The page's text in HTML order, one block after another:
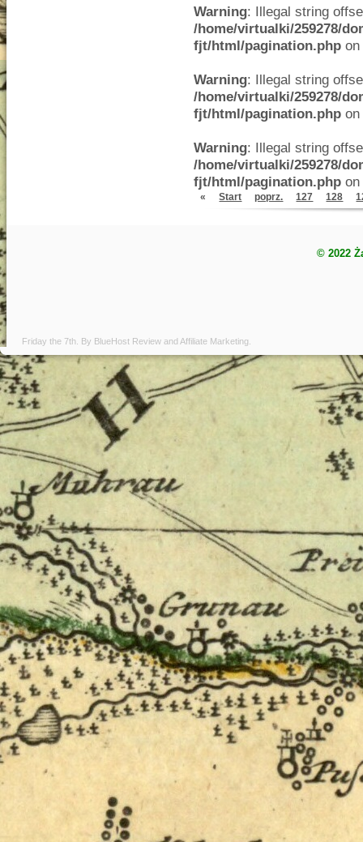
Warning: Illegal string
/home/virtualki/259278/
fjt/html/pagination.php
Warning: Illegal string
/home/virtualki/259278/
fjt/html/pagination.php
Warning: Illegal string
/home/virtualki/259278/
fjt/html/pagination.php
« Start poprz. 127 128
© 2022
Friday the 7th. By BlueHost Review andAffiliate Marketing